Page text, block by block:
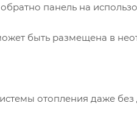
панель на
быть размещена в
отопления даже без